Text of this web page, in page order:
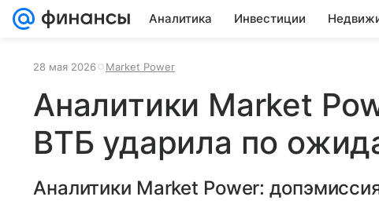
Аналитика Инвестиции
28 мая 2026 Market Power
Аналитики Market
ВТБ ударила по
Аналитики Market Power: